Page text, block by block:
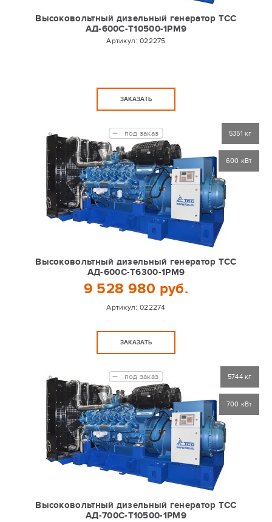
Высоковольтный дизельный генератор ТСС
АД-600С-Т10500-1РМ9
Артикул: 022275
ЗАКАЗАТЬ
Высоковольтный дизельный генератор ТСС
АД-600С-Т6300-1РМ9
9 528 980 руб.
Артикул: 022274
под заказ
ЗАКАЗАТЬ
5351 кг
600 кВт
Высоковольтный дизельный генератор ТСС
АД-700С-Т10500-1РМ9
под заказ 5744 кг
700 кВт